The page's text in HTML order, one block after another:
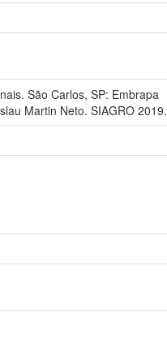
São Carlos, SP: Embrapa
Martin Neto. SIAGRO 2019.